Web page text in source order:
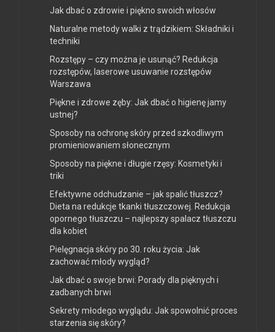
Jak dbać o zdrowie i piękno swoich włosów
Naturalne metody walki z trądzikiem: Składniki i
techniki
Rozstępy – czy można je usunąć? Redukcja
rozstępów, laserowe usuwanie rozstępów
Warszawa
Piękne i zdrowe zęby: Jak dbać o higienę jamy
ustnej?
Sposoby na ochronę skóry przed szkodliwym
promieniowaniem słonecznym
Sposoby na piękne i długie rzęsy: Kosmetyki i
triki
Efektywne odchudzanie – jak spalić tłuszcz?
Dieta na redukcje tkanki tłuszczowej. Redukcja
opornego tłuszczu – najlepszy spalacz tłuszczu
dla kobiet
Pielęgnacja skóry po 30. roku życia: Jak
zachować młody wygląd?
Jak dbać o swoje brwi: Porady dla pięknych i
zadbanych brwi
Sekrety młodego wyglądu: Jak spowolnić proces
starzenia się skóry?